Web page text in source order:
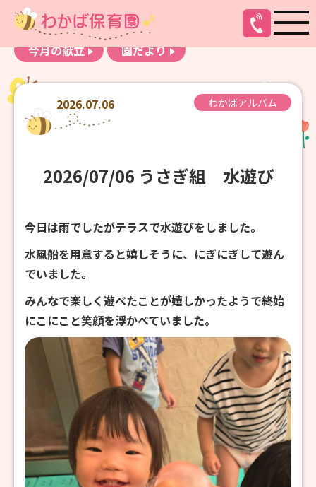
お知らせ
わかばアルバム
今月の献立
園だより
2026.07.06 わかばアルバム
2026/07/06 うさぎ組 水遊び
今日は雨でしたがテラスで水遊びをしました。
水風船を用意すると嬉しそうに、にぎにぎして遊ん
でいました。
みんなで楽しく遊べたことが嬉しかったようで終始
にこにこと笑顔を浮かべていました。